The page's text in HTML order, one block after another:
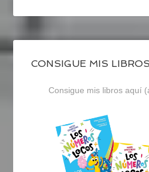
CONSIGUE MIS LIBROS
Consigue mis libros aquí